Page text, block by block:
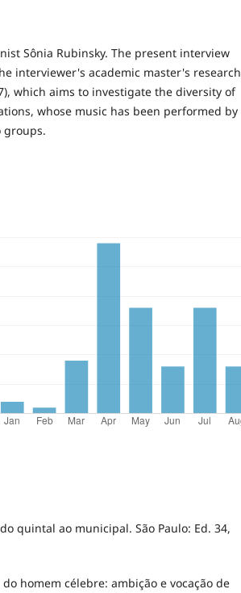
Sônia Rubinsky. The present interview
interviewer's academic master's research
which aims to investigate the diversity of
whose music has been performed by
groups.
quintal ao municipal. São Paulo: Ed. 34,
do homem célebre: ambição e vocação de